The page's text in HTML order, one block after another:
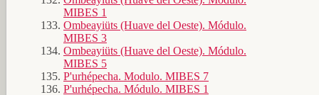
MIBES 1
Ombeayiüts (Huave del Oeste). Módulo.
MIBES 3
Ombeayiüts (Huave del Oeste). Módulo.
MIBES 5
P'urhépecha. Modulo. MIBES 7
P'urhépecha. Módulo. MIBES 1